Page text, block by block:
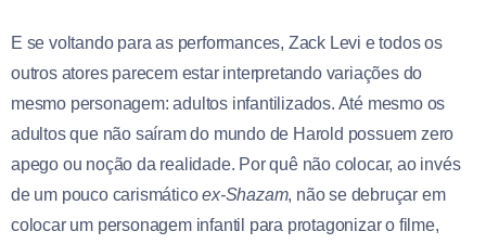
E se voltando para as performances, Zack Levi e todos os
outros atores parecem estar interpretando variações do
mesmo personagem: adultos infantilizados. Até mesmo os
adultos que não saíram do mundo de Harold possuem zero
apego ou noção da realidade. Por quê não colocar, ao invés
de um pouco carismáticoex-Shazam, não se debruçar em
colocar um personagem infantil para protagonizar o filme,